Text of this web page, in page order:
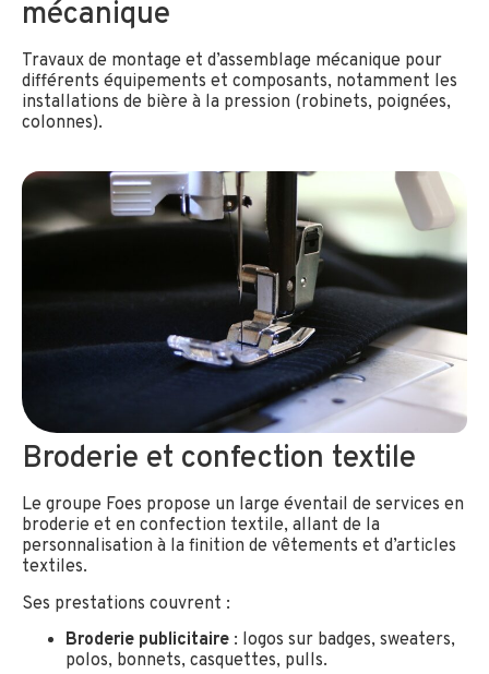
mécanique
Travaux de montage et d’assemblage mécanique pour
différents équipements et composants, notamment les
installations de bière à la pression (robinets, poignées,
colonnes).
Broderie et confection textile
Le groupe Foes propose un large éventail de services en
broderie et en confection textile, allant de la
personnalisation à la finition de vêtements et d’articles
textiles.
Ses prestations couvrent :
Broderie publicitaire : logos sur badges, sweaters,
polos, bonnets, casquettes, pulls.